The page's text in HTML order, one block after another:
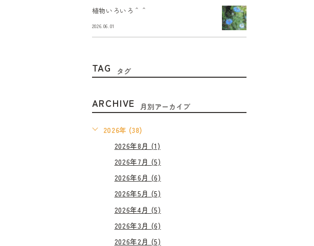
植物いろいろ＾＾
2026.06.01
TAG タグ
ARCHIVE 月別アーカイブ
2026年 (38)
2026年8月 (1)
2026年7月 (5)
2026年6月 (6)
2026年5月 (5)
2026年4月 (5)
2026年3月 (6)
2026年2月 (5)